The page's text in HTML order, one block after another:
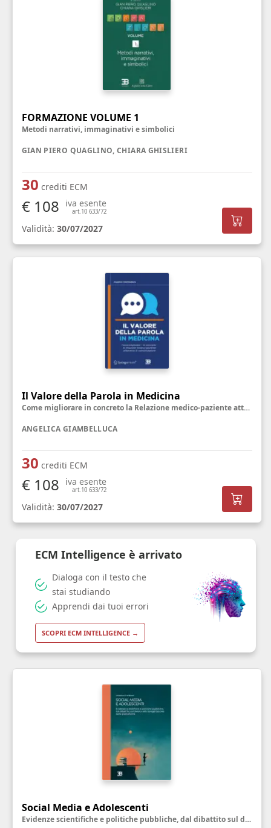
FORMAZIONE VOLUME 1
Metodi narrativi, immaginativi e simbolici
GIAN PIERO QUAGLINO, CHIARA GHISLIERI
30 crediti ECM
€ 108 iva esente
art.10 633/72
Validità: 30/07/2027
Il Valore della Parola in Medicina
Come migliorare in concreto la Relazione medico-paziente attraverso la Comunicazione
ANGELICA GIAMBELLUCA
30 crediti ECM
€ 108 iva esente
art.10 633/72
Validità: 30/07/2027
Social Media e Adolescenti
Evidenze scientifiche e politiche pubbliche, dal dibattito sul divieto alla riprogettazione delle piattaforme
ECM Intelligence è arrivato
Dialoga con il testo che
stai studiando
Apprendi dai tuoi errori
SCOPRI ECM INTELLIGENCE →